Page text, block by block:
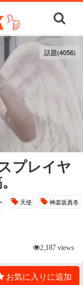
話題(4056)
プレイヤ
天使 神楽坂真冬
2,187 views
お気に入りに追加